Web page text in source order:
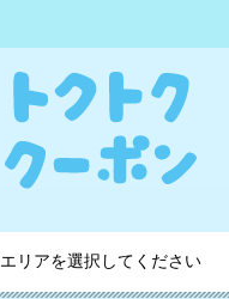
エリアを選択してください